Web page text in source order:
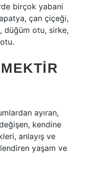
birçok yabani
çan çiçeği,
düğüm otu, sirke,
ayıran,
kendine
anlayış ve
yaşam ve